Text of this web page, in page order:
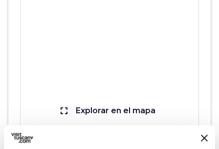
fullscreen Explorar en el mapa